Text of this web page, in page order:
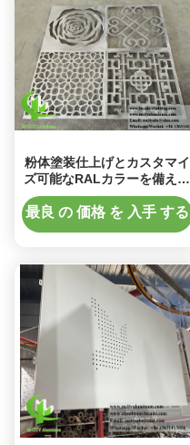
粉体塗装仕上げとカスタマイ
ズ可能なRALカラーを備えた
CNC穴あきアルミニウムファ
サードウォールクラッド
最良 の 価格 を 入手 する